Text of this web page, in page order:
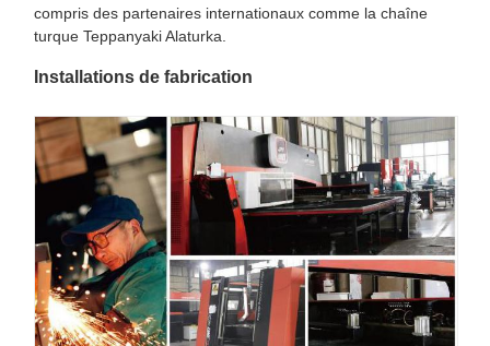
compris des partenaires internationaux comme la chaîne
turque Teppanyaki Alaturka.
Installations de fabrication